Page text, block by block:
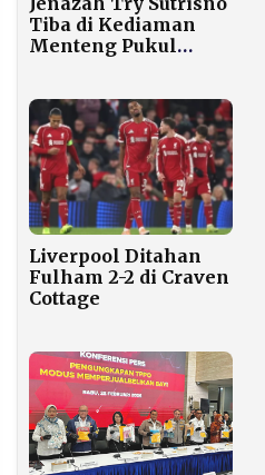
Tiba di Kediaman
Menteng Pukul
Hadir Melayat
Liverpool Ditahan
Fulham 2-2 di Craven
Cottage